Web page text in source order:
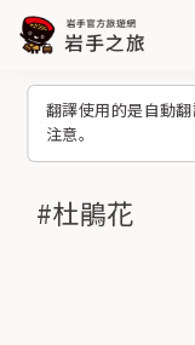
翻譯使用的是自動翻
注意。
#杜鵑花